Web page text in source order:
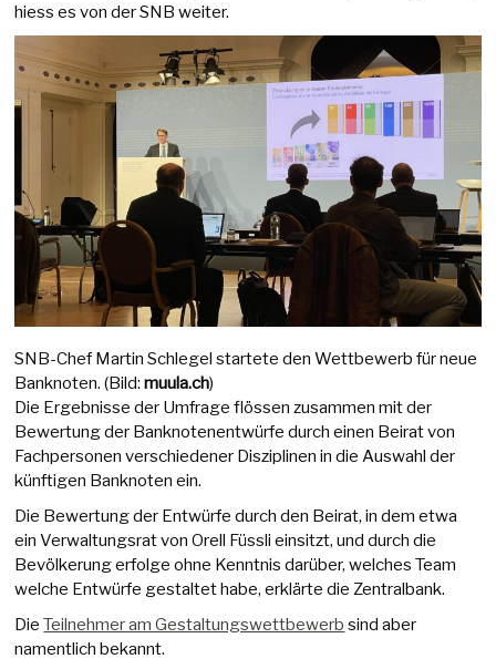
hiess es von der SNB weiter.
SNB-Chef Martin Schlegel startete den Wettbewerb für neue
Banknoten. (Bild:muula.ch)
Die Ergebnisse der Umfrage flössen zusammen mit der
Bewertung der Banknotenentwürfe durch einen Beirat von
Fachpersonen verschiedener Disziplinen in die Auswahl der
künftigen Banknoten ein.
Die Bewertung der Entwürfe durch den Beirat, in dem etwa
ein Verwaltungsrat von Orell Füssli einsitzt, und durch die
Bevölkerung erfolge ohne Kenntnis darüber, welches Team
welche Entwürfe gestaltet habe, erklärte die Zentralbank.
DieTeilnehmer am Gestaltungswettbewerb sind aber
namentlich bekannt.